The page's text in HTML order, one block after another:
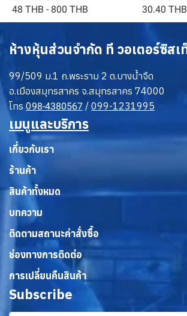
48 THB - 800 THB 30.40 THB
ห้างหุ้นส่วนจำกัด ที วอเตอร์ซิสเ
99/509 ม.1 ถ.พระราม 2 ต.บางน้ำจืด
อ.เมืองสมุทรสาคร จ.สมุทรสาคร 74000
โทร098-4380567 / 099-1231995
เมนูและบริการ
เกี่ยวกับเรา
ร้านค้า
สินค้าทั้งหมด
บทความ
ติดตามสถานะคำสั่งซื้อ
ช่องทางการติดต่อ
การเปลี่ยนคืนสินค้า
Subscribe